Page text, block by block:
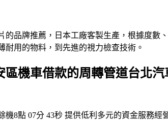
的品牌推薦，日本工廠客製生產，根據度
耐用的物料，到先進的視力檢查技術。
區機車借款的周轉管道台北汽
機8點 07分 43秒 提供低利多元的資金服務經